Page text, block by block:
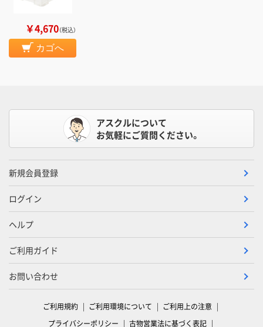
￥4,670（税込）
カゴへ
アスクルについて
お気軽にご質問ください。
新規会員登録
ログイン
ヘルプ
ご利用ガイド
お問い合わせ
ご利用規約 ご利用環境について
ご利用上の注意
プライバシーポリシー
古物営業法に基づく表記